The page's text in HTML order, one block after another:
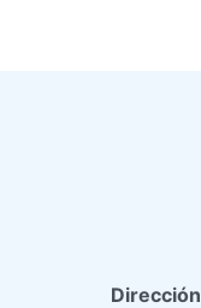
Dirección